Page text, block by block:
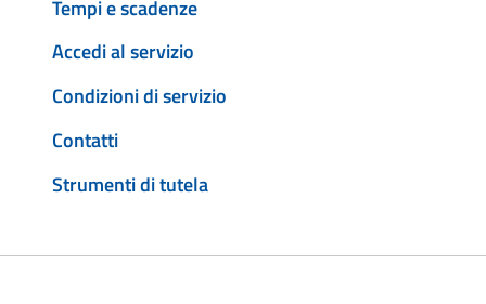
Tempi e scadenze
Accedi al servizio
Condizioni di servizio
Contatti
Strumenti di tutela